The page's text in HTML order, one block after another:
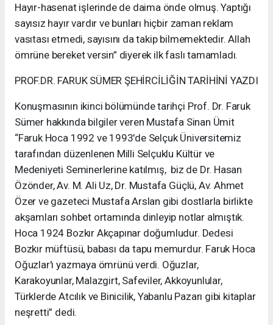
Hayır-hasenat işlerinde de daima önde olmuş. Yaptığı
sayısız hayır vardır ve bunları hiçbir zaman reklam
vasıtası etmedi, sayısını da takip bilmemektedir. Allah
ömrüne bereket versin” diyerek ilk faslı tamamladı.
PROF.DR. FARUK SÜMER ŞEHİRCİLİĞİN TARİHİNİ YAZDI
Konuşmasının ikinci bölümünde tarihçi Prof. Dr. Faruk
Sümer hakkında bilgiler veren Mustafa Sinan Ümit
“Faruk Hoca 1992 ve 1993'de Selçuk Üniversitemiz
tarafından düzenlenen Milli Selçuklu Kültür ve
Medeniyeti Seminerlerine katılmış, biz de Dr. Hasan
Özönder, Av. M. Ali Uz, Dr. Mustafa Güçlü, Av. Ahmet
Özer ve gazeteci Mustafa Arslan gibi dostlarla birlikte
akşamları sohbet ortamında dinleyip notlar almıştık.
Hoca 1924 Bozkır Akçapınar doğumludur. Dedesi
Bozkır müftüsü, babası da tapu memurdur. Faruk Hoca
Oğuzlar'ı yazmaya ömrünü verdi. Oğuzlar,
Karakoyunlar, Malazgirt, Safeviler, Akkoyunlular,
Türklerde Atcılık ve Binicilik, Yabanlu Pazarı gibi kitaplar
neşretti” dedi.